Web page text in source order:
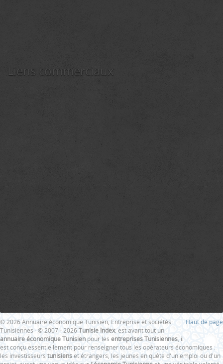
Liens commerciaux
Haut de page
© 2026 Annuaire économique Tunisien, Entreprise et sociétés
Tunisiennes · © 2007 - 2026Tunisie Index: est avant tout un
annuaire économique Tunisien pour les entreprises Tunisiennes , il
est conçu essentiellement pour renseigner tous les opérateurs économiques :
les investisseurs tunisienset étrangers, les jeunes en quête d'un emploi ou d'un